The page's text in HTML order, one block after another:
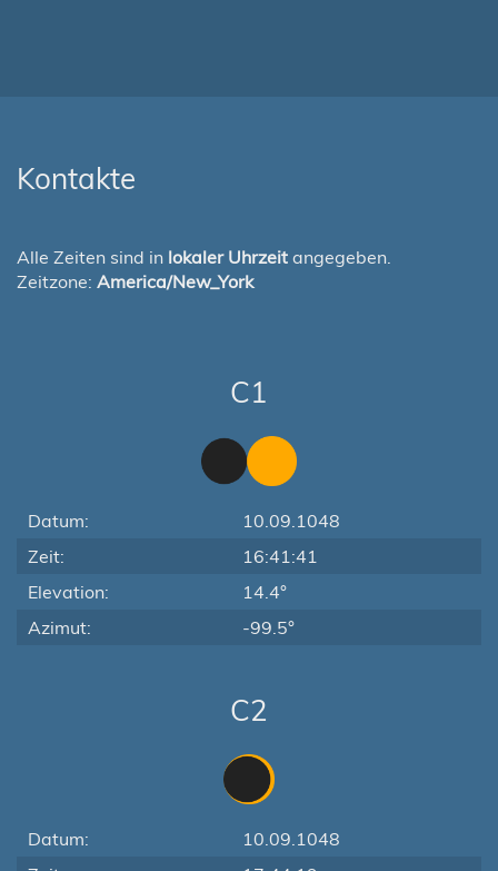
Kontakte
Alle Zeiten sind in lokaler Uhrzeit angegeben.
Zeitzone: America/New_York
C1
Datum:
10.09.1048
Zeit:
16:41:41
Elevation:
14.4°
Azimut:
-99.5°
C2
Datum:
10.09.1048